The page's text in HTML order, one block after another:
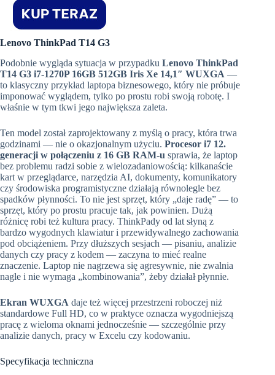
Lenovo ThinkPad T14 G3
Podobnie wygląda sytuacja w przypadku Lenovo ThinkPad
T14 G3 i7-1270P 16GB 512GB Iris Xe 14,1″ WUXGA —
to klasyczny przykład laptopa biznesowego, który nie próbuje
imponować wyglądem, tylko po prostu robi swoją robotę. I
właśnie w tym tkwi jego największa zaleta.
Ten model został zaprojektowany z myślą o pracy, która trwa
godzinami — nie o okazjonalnym użyciu. Procesor i7 12.
generacji w połączeniu z 16 GB RAM-u sprawia, że laptop
bez problemu radzi sobie z wielozadaniowością: kilkanaście
kart w przeglądarce, narzędzia AI, dokumenty, komunikatory
czy środowiska programistyczne działają równolegle bez
spadków płynności. To nie jest sprzęt, który „daje radę” — to
sprzęt, który po prostu pracuje tak, jak powinien. Dużą
różnicę robi też kultura pracy. ThinkPady od lat słyną z
bardzo wygodnych klawiatur i przewidywalnego zachowania
pod obciążeniem. Przy dłuższych sesjach — pisaniu, analizie
danych czy pracy z kodem — zaczyna to mieć realne
znaczenie. Laptop nie nagrzewa się agresywnie, nie zwalnia
nagle i nie wymaga „kombinowania”, żeby działał płynnie.
Ekran WUXGA daje też więcej przestrzeni roboczej niż
standardowe Full HD, co w praktyce oznacza wygodniejszą
pracę z wieloma oknami jednocześnie — szczególnie przy
analizie danych, pracy w Excelu czy kodowaniu.
Specyfikacja techniczna